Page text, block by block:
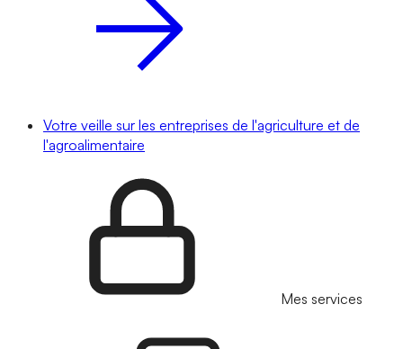
Votre veille sur les entreprises de l'agriculture et de
l'agroalimentaire
Mes services